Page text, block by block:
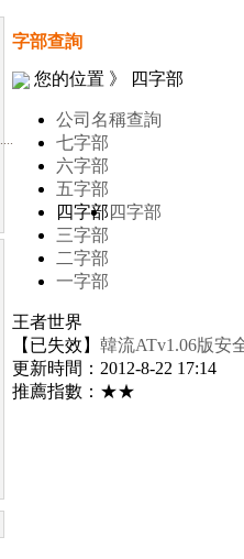
字部查詢
您的位置 》 四字部
公司名稱查詢
七字部
六字部
五字部
四字部 四字部
三字部
二字部
一字部
王者世界
【已失效】韓流ATv1.06版安
更新時間：2012-8-22 17:14
推薦指數：★★